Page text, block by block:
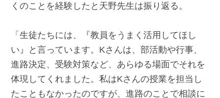
くのことを経験したと天野先生は振り返る。
「生徒たちには、『教員をうまく活用してほし
い』と言っています。Kさんは、部活動や行事、
進路決定、受験対策など、あらゆる場面でそれを
体現してくれました。私はKさんの授業を担当し
たこともなかったのですが、進路のことで相談に